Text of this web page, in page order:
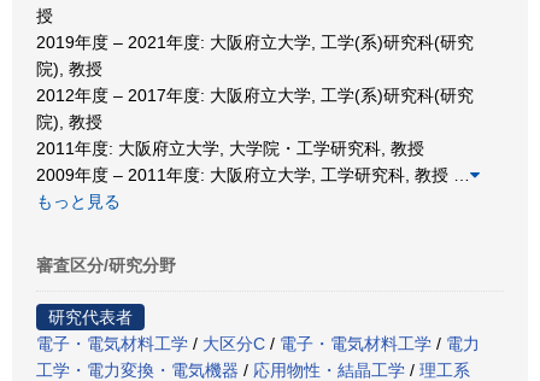
授
2019年度 – 2021年度: 大阪府立大学, 工学(系)研究科(研究
院), 教授
2012年度 – 2017年度: 大阪府立大学, 工学(系)研究科(研究
院), 教授
2011年度: 大阪府立大学, 大学院・工学研究科, 教授
2009年度 – 2011年度: 大阪府立大学, 工学研究科, 教授
もっと見る
審査区分/研究分野
研究代表者
電子・電気材料工学 / 大区分C / 電子・電気材料工学 / 電力
工学・電力変換・電気機器 / 応用物性・結晶工学 / 理工系